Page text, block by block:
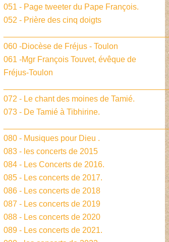
051 - Page tweeter du Pape François.
052 - Prière des cinq doigts
060 -Diocèse de Fréjus - Toulon
061 -Mgr François Touvet, évêque de
Fréjus-Toulon
072 - Le chant des moines de Tamié.
073 - De Tamié à Tibhirine.
080 - Musiques pour Dieu .
083 - les concerts de 2015
084 - Les Concerts de 2016.
085 - Les concerts de 2017.
086 - Les concerts de 2018
087 - Les concerts de 2019
088 - Les concerts de 2020
089 - Les concerts de 2021.